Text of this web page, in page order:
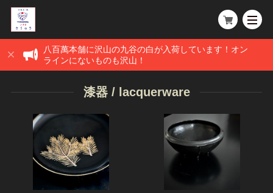
八百萬本舗に沢山の九谷の白が入荷しています！オン
ラインにないものも沢山！
漆器 / lacquerware